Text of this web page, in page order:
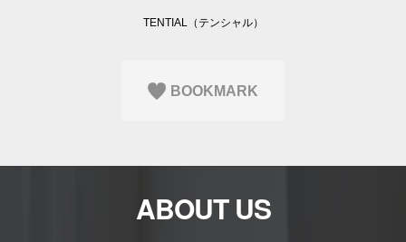
プライバシーポリシー
TENTIAL（テンシャル）
BOOKMARK
ABOUT US